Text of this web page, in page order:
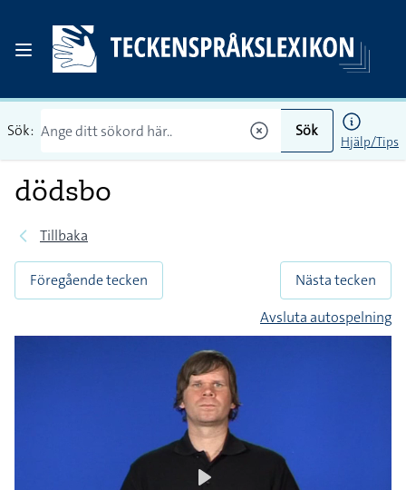
Sök: Sök
Hjälp/Tips
dödsbo
Tillbaka
Föregående tecken
Nästa tecken
Avsluta autospelning